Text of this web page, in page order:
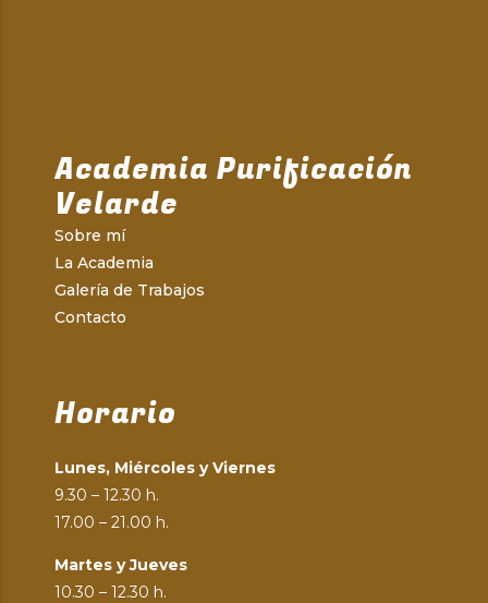
Academia Purificación
Velarde
Sobre mí
La Academia
Galería de Trabajos
Contacto
Horario
Lunes, Miércoles y Viernes
9.30 – 12.30 h.
17.00 – 21.00 h.
Martes y Jueves
10.30 – 12.30 h.